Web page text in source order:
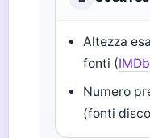
Altezza
fonti (IMDb
Numero
(fonti